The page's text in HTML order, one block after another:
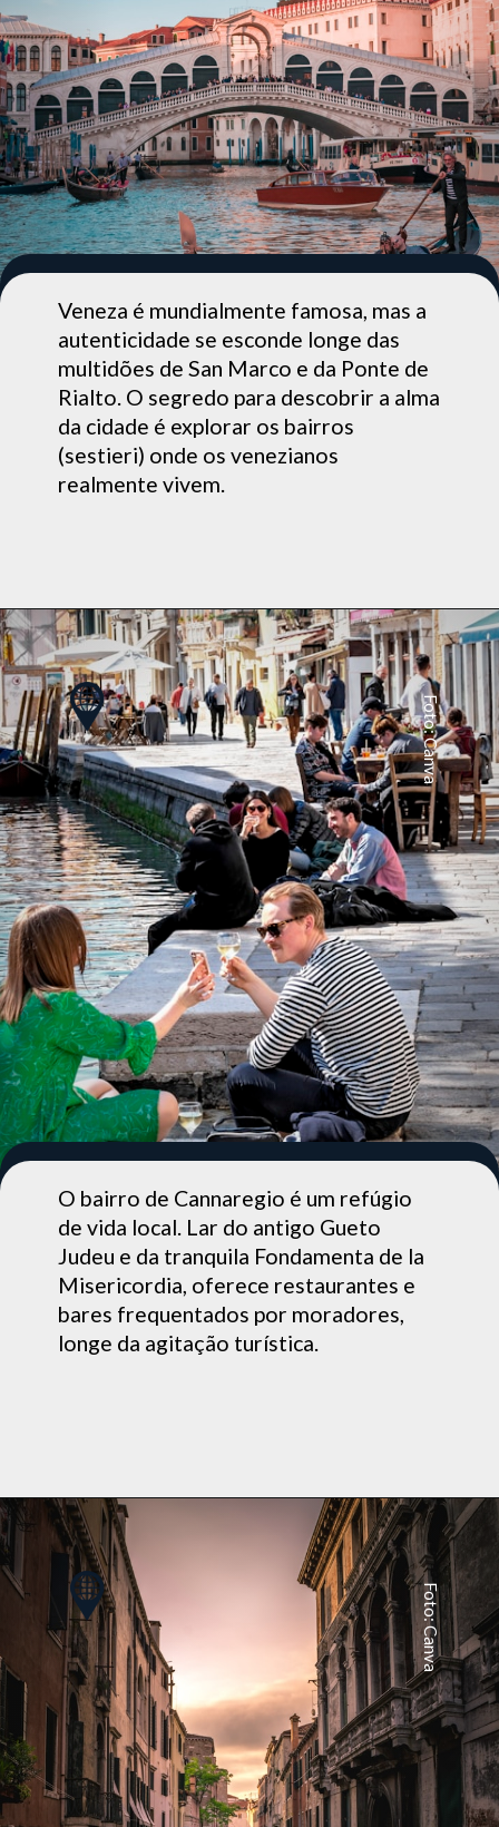
famosa, mas a
se esconde longe das
San Marco e da Ponte de
para descobrir a alma
explorar os bairros
os venezianos
Foto: Canva
O bairro de Cannaregio é um refúgio
de vida local. Lar do antigo Gueto
Judeu e da tranquila Fondamenta de la
Misericordia, oferece restaurantes e
bares frequentados por moradores,
longe da agitação turística.
Foto: Canva